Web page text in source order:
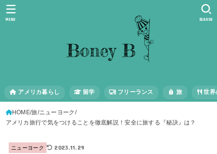
アメリカ暮らし 留学 フリーランス 旅 世界
SEARCH
MENU
HOME 旅 ニューヨーク
アメリカ旅行で気をつけることを徹底解説！安全に旅する『秘訣』は？
ニューヨーク 2023.11.29